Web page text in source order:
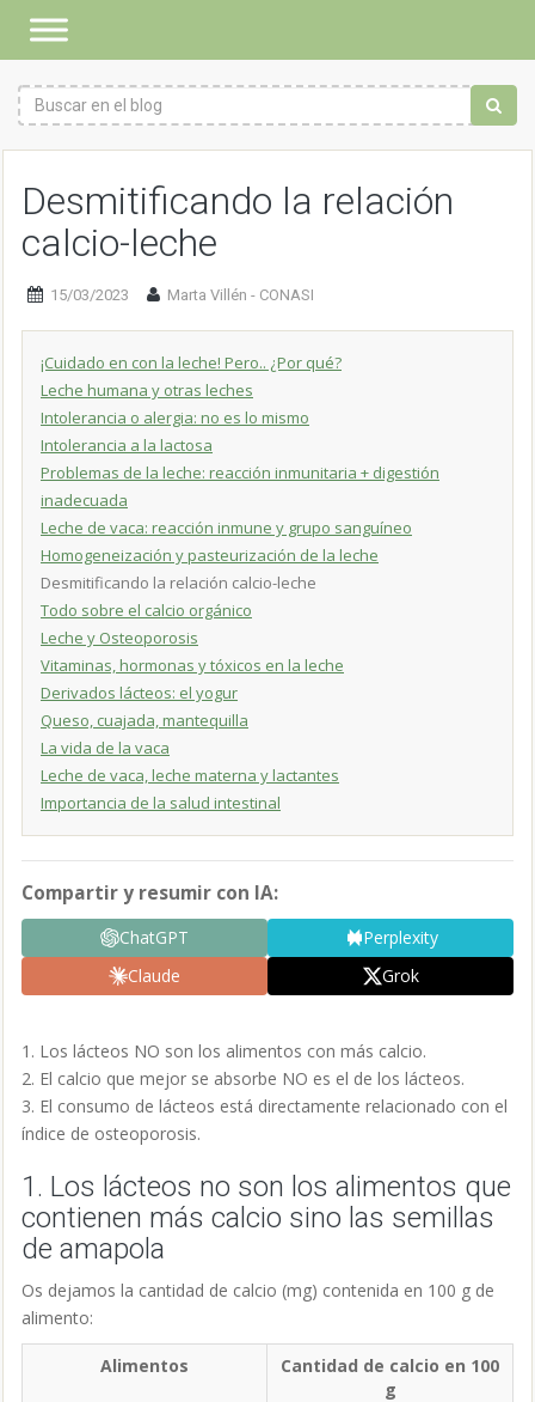
Desmitificando la relación
calcio-leche
15/03/2023 Marta Villén - CONASI
¡Cuidado en con la leche! Pero.. ¿Por qué?
Leche humana y otras leches
Intolerancia o alergia: no es lo mismo
Intolerancia a la lactosa
Problemas de la leche: reacción inmunitaria + digestión
inadecuada
Leche de vaca: reacción inmune y grupo sanguíneo
Homogeneización y pasteurización de la leche
Desmitificando la relación calcio-leche
Todo sobre el calcio orgánico
Leche y Osteoporosis
Vitaminas, hormonas y tóxicos en la leche
Derivados lácteos: el yogur
Queso, cuajada, mantequilla
La vida de la vaca
Leche de vaca, leche materna y lactantes
Importancia de la salud intestinal
Compartir y resumir con IA:
ChatGPT
Perplexity
Claude
Grok
1. Los lácteos NO son los alimentos con más calcio.
2. El calcio que mejor se absorbe NO es el de los lácteos.
3. El consumo de lácteos está directamente relacionado con el
índice de osteoporosis.
1. Los lácteos no son los alimentos que
contienen más calcio sino las semillas
de amapola
Os dejamos la cantidad de calcio (mg) contenida en 100 g de
alimento:
Alimentos
Cantidad de calcio en 100
g